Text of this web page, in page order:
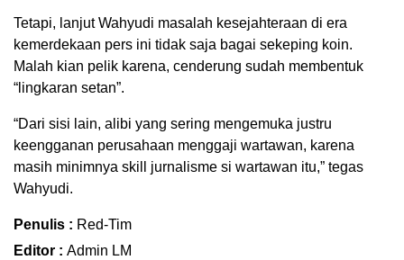
Tetapi, lanjut Wahyudi masalah kesejahteraan di era
kemerdekaan pers ini tidak saja bagai sekeping koin.
Malah kian pelik karena, cenderung sudah membentuk
“lingkaran setan”.
“Dari sisi lain, alibi yang sering mengemuka justru
keengganan perusahaan menggaji wartawan, karena
masih minimnya skill jurnalisme si wartawan itu,” tegas
Wahyudi.
Penulis : Red-Tim
Editor : Admin LM